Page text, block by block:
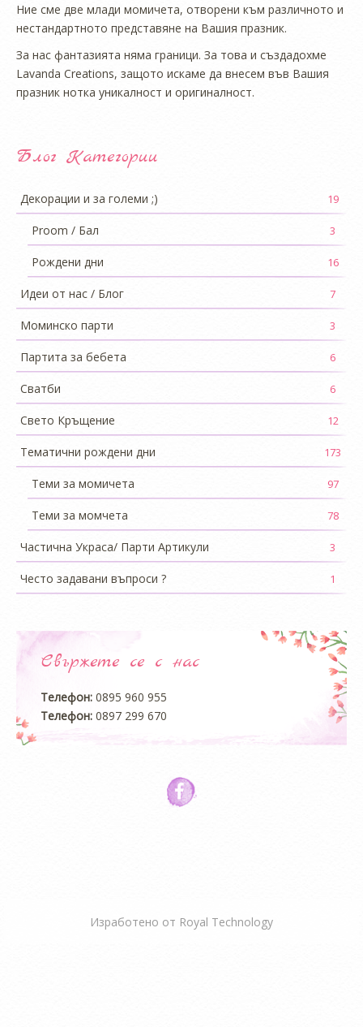
Ние сме две млади момичета, отворени към различното и
нестандартното представяне на Вашия празник.
За нас фантазията няма граници. За това и създадохме
Lavanda Creations, защото искаме да внесем във Вашия
празник нотка уникалност и оригиналност.
Блог Категории
Декорации и за големи ;) 19
Proom / Бал 3
Рождени дни 16
Идеи от нас / Блог 7
Моминско парти 3
Партита за бебета 6
Сватби 6
Свето Кръщение 12
Тематични рождени дни 173
Теми за момичета 97
Теми за момчета 78
Частична Украса/ Парти Артикули 3
Често задавани въпроси ? 1
Свържете се с нас
Телефон: 0895 960 955
Телефон: 0897 299 670
Изработено от Royal Technology